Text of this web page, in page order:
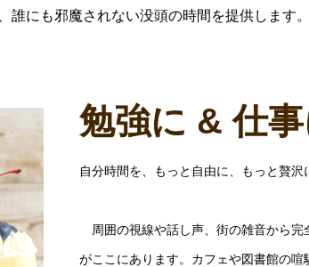
誰にも邪魔されない没頭の時間を提供します。
勉強に & 仕
自分時間を、もっと自由に、もっと贅沢
周囲の視線や話し声、街の雑音から完
がここにあります。カフェや図書館の喧